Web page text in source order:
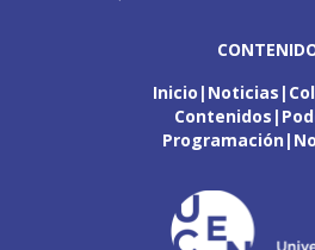
Inicio Noticias
Contenidos
Programación